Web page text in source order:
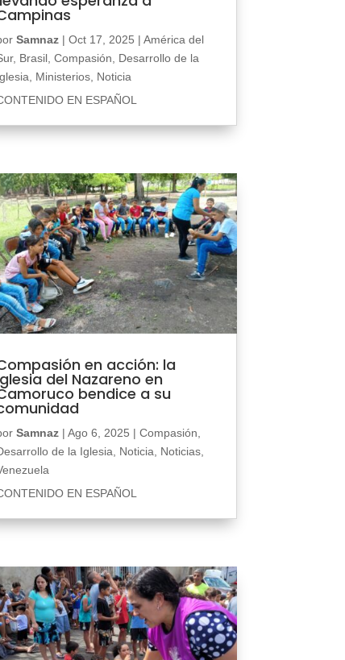
Samnaz| Oct 17, 2025 | América del
, Brasil, Compasión
Desarrollo de la
Ministerios, Noticia
EN ESPAÑOL
en acción: la
del Nazareno en
bendice a su
Samnaz| Ago 6, 2025 | Compasión
de la Iglesia
Noticia Noticias,
EN ESPAÑOL